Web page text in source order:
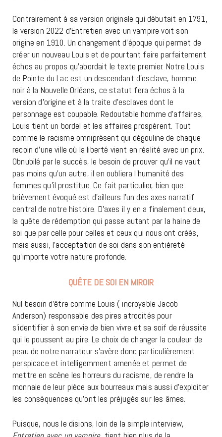
Contrairement à sa version originale qui débutait en 1791,
la version 2022 d’Entretien avec un vampire voit son
origine en 1910. Un changement d’époque qui permet de
créer un nouveau Louis et de pourtant faire parfaitement
échos au propos qu’abordait le texte premier. Notre Louis
de Pointe du Lac est un descendant d’esclave, homme
noir à la Nouvelle Orléans, ce statut fera échos à la
version d’origine et à la traite d’esclaves dont le
personnage est coupable. Redoutable homme d’affaires,
Louis tient un bordel et les affaires prospèrent. Tout
comme le racisme omniprésent qui dégouline de chaque
recoin d’une ville où la liberté vient en réalité avec un prix.
Obnubilé par le succès, le besoin de prouver qu’il ne vaut
pas moins qu’un autre, il en oubliera l’humanité des
femmes qu’il prostitue. Ce fait particulier, bien que
brièvement évoqué est d’ailleurs l’un des axes narratif
central de notre histoire. D’axes il y en a finalement deux,
la quête de rédemption qui passe autant par la haine de
soi que par celle pour celles et ceux qui nous ont créés,
mais aussi, l’acceptation de soi dans son entièreté
qu’importe votre nature profonde.
QUÊTE DE SOI EN MIROIR
Nul besoin d’être comme Louis ( incroyable Jacob
Anderson) responsable des pires atrocités pour
s’identifier à son envie de bien vivre et sa soif de réussite
qui le poussent au pire. Le choix de changer la couleur de
peau de notre narrateur s’avère donc particulièrement
perspicace et intelligemment amenée et permet de
mettre en scène les horreurs du racisme, de rendre la
monnaie de leur pièce aux bourreaux mais aussi d’exploiter
les conséquences qu’ont les préjugés sur les âmes.
Puisque, nous le disions, loin de la simple interview,